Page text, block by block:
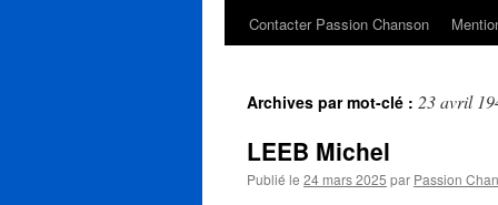
Contacter Passion Chanson
Archives par mot-clé : 23 avril
LEEB Michel
Publié le 24 mars 2025 par Passion